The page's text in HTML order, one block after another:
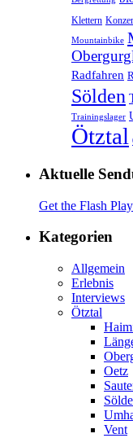
Klettern
Mountainbike
Radfahren
Sölden
Trainingslager
Ötztal
Aktuelle
Get the Flash
Kategorien
Allgemein
Erlebnis
Interviews
Ötztal
Oetz
Vent